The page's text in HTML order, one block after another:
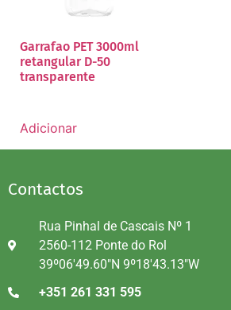
Garrafao PET 3000ml
retangular D-50
transparente
Adicionar
Contactos
Rua Pinhal de Cascais Nº 1
2560-112 Ponte do Rol
39º06'49.60"N 9º18'43.13"W
+351 261 331 595